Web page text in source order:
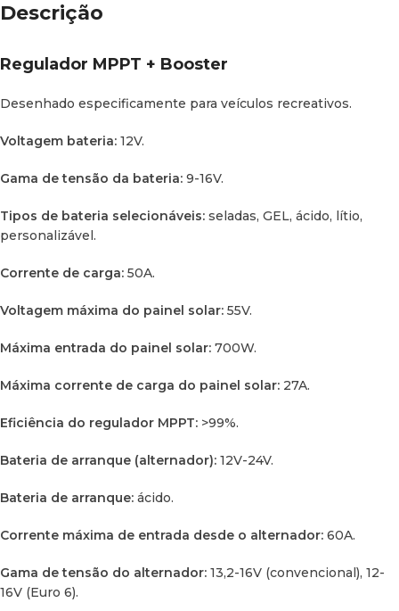
Proteções contra sobrecarga, sobretensão, temperatura e
Proteção contra água: IP32.
Ecrã LCD.
Medidas:221 x 176 x 83 mm.
Peso:2 Kg.
Descrição
Regulador MPPT + Booster
Desenhado especificamente para veículos recreativos.
Voltagem bateria: 12V.
Gama de tensão da bateria: 9-16V.
Tipos de bateria selecionáveis: seladas, GEL, ácido, lítio,
personalizável.
Corrente de carga: 50A.
Voltagem máxima do painel solar: 55V.
Máxima entrada do painel solar: 700W.
Máxima corrente de carga do painel solar: 27A.
Eficiência do regulador MPPT: >99%.
Bateria de arranque (alternador): 12V-24V.
Bateria de arranque: ácido.
Corrente máxima de entrada desde o alternador: 60A.
Gama de tensão do alternador: 13,2-16V (convencional), 12-
16V (Euro 6).